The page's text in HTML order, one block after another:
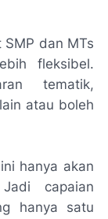
dan MTs
fleksibel.
tematik,
atau boleh
hanya akan
capaian
hanya satu